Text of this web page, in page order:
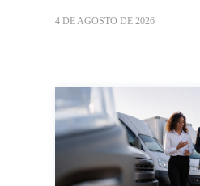
4 DE AGOSTO DE 2026